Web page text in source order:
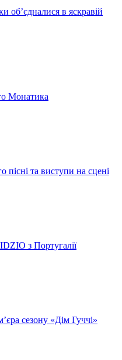
об’єдналися в яскравій
Монатика
пісні та виступи на сцені
з Португалії
сезону «Дім Гуччі»